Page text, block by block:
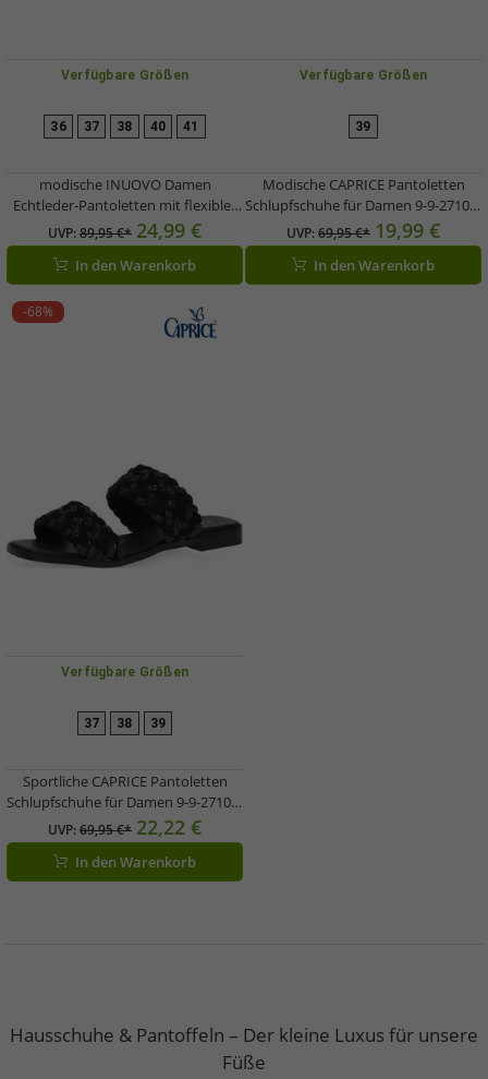
Verfügbare Größen
36 37 38 40 41
modische INUOVO Damen
Echtleder-Pantoletten mit flexibler
Laufsohle Schlupf-Schuhe 396052
Braun
UVP:89,95 €* 24,99 €
In den Warenkorb
Verfügbare Größen
39
Modische CAPRICE Pantoletten
Schlupfschuhe für Damen 9-9-27103-
20 167 Weiß
UVP:69,95 €* 19,99 €
In den Warenkorb
-68%
Verfügbare Größen
37 38 39
Sportliche CAPRICE Pantoletten
Schlupfschuhe für Damen 9-9-27103-
20 030 Schwarz
UVP:69,95 €* 22,22 €
In den Warenkorb
Hausschuhe & Pantoffeln – Der kleine Luxus für unsere
Füße